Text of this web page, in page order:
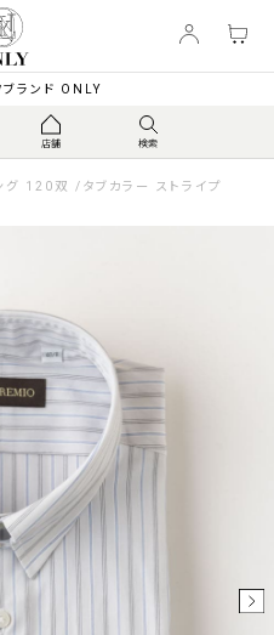
ランド ONLY
グ 120双 /タブカラー ストライプ